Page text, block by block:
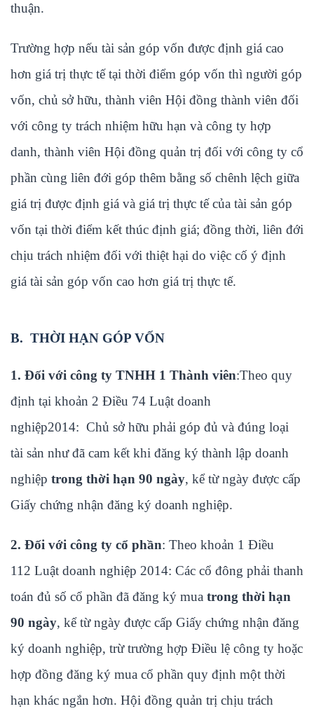
thuận.
Trường hợp nếu tài sản góp vốn được định giá cao
hơn giá trị thực tế tại thời điểm góp vốn thì người góp
vốn, chủ sở hữu, thành viên Hội đồng thành viên đối
với công ty trách nhiệm hữu hạn và công ty hợp
danh, thành viên Hội đồng quản trị đối với công ty cổ
phần cùng liên đới góp thêm bằng số chênh lệch giữa
giá trị được định giá và giá trị thực tế của tài sản góp
vốn tại thời điểm kết thúc định giá; đồng thời, liên đới
chịu trách nhiệm đối với thiệt hại do việc cố ý định
giá tài sản góp vốn cao hơn giá trị thực tế.
B. THỜI HẠN GÓP VỐN
1. Đối với công ty TNHH 1 Thành viên:Theo quy
định tại khoản 2 Điều 74 Luật doanh
nghiệp2014: Chủ sở hữu phải góp đủ và đúng loại
tài sản như đã cam kết khi đăng ký thành lập doanh
nghiệp trong thời hạn 90 ngày, kể từ ngày được cấp
Giấy chứng nhận đăng ký doanh nghiệp.
2. Đối với công ty cổ phần: Theo khoản 1 Điều
112 Luật doanh nghiệp 2014: Các cổ đông phải thanh
toán đủ số cổ phần đã đăng ký mua trong thời hạn
90 ngày, kể từ ngày được cấp Giấy chứng nhận đăng
ký doanh nghiệp, trừ trường hợp Điều lệ công ty hoặc
hợp đồng đăng ký mua cổ phần quy định một thời
hạn khác ngắn hơn. Hội đồng quản trị chịu trách